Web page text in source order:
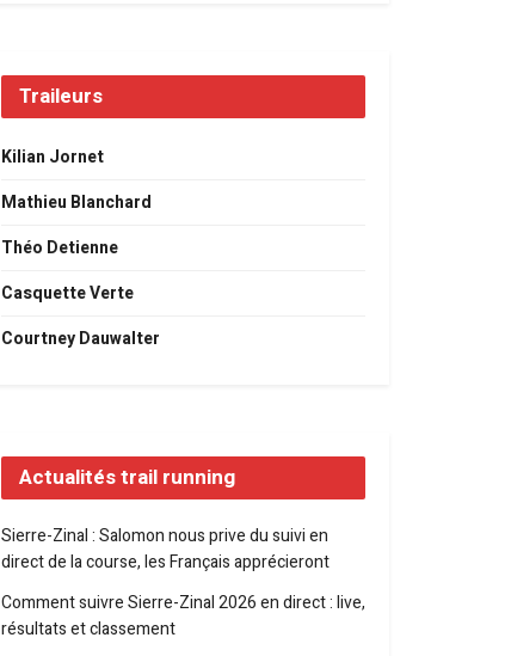
Traileurs
Kilian Jornet
Mathieu Blanchard
Théo Detienne
Casquette Verte
Courtney Dauwalter
Actualités trail running
Sierre-Zinal : Salomon nous prive du suivi en
direct de la course, les Français apprécieront
Comment suivre Sierre-Zinal 2026 en direct : live,
résultats et classement